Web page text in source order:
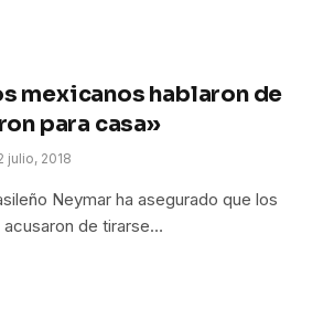
mexicanos hablaron de
para casa»
julio, 2018
Neymar ha asegurado que los
de tirarse…